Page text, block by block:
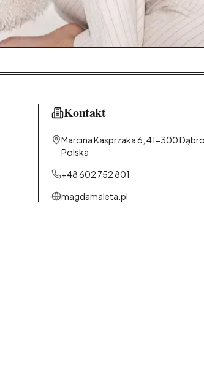
Kontakt
Marcina Kasprzaka 6, 41-300
Polska
+48 602 752 801
magdamaleta.pl